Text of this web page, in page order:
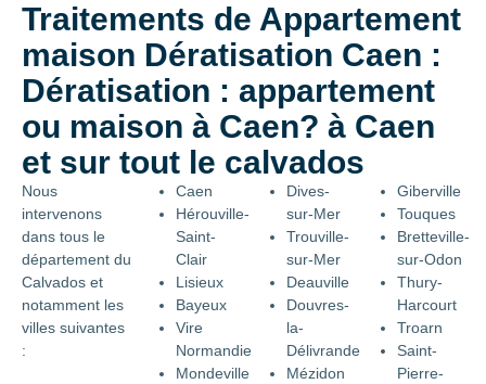
Traitements de Appartement
maison Dératisation Caen :
Dératisation : appartement
ou maison à Caen? à Caen
et sur tout le calvados
Nous
intervenons
dans tous le
département du
Calvados et
notamment les
villes suivantes
:
Caen
Hérouville-
Saint-
Clair
Lisieux
Bayeux
Vire
Normandie
Mondeville
Dives-
sur-Mer
Trouville-
sur-Mer
Deauville
Douvres-
la-
Délivrande
Mézidon
Giberville
Touques
Bretteville-
sur-Odon
Thury-
Harcourt
Troarn
Saint-
Pierre-